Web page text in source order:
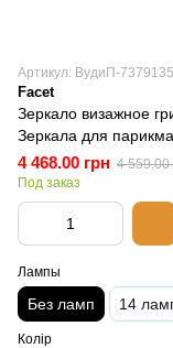
Артикул: ВудиП-
Facet
Зеркало визажное
Зеркала для
4 468.00 грн 4 559.00
Под заказ
Лампы
Без ламп 14
Колір